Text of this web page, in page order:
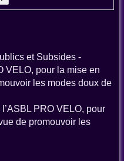
et Subsides -
VELO, pour la mise en
les modes doux de
PRO VELO, pour
de promouvoir les